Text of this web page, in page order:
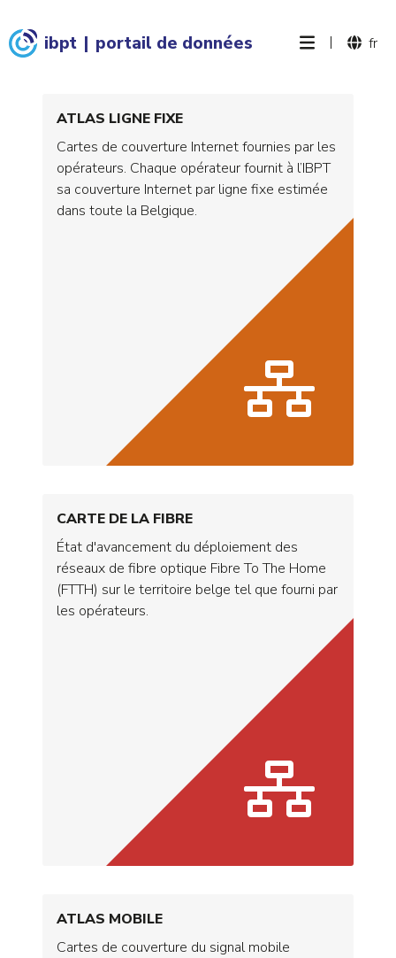
ibpt | portail de données | fr
ATLAS LIGNE FIXE
Cartes de couverture Internet fournies par les
opérateurs. Chaque opérateur fournit à l’IBPT
sa couverture Internet par ligne fixe estimée
dans toute la Belgique.
CARTE DE LA FIBRE
État d'avancement du déploiement des
réseaux de fibre optique Fibre To The Home
(FTTH) sur le territoire belge tel que fourni par
les opérateurs.
ATLAS MOBILE
Cartes de couverture du signal mobile